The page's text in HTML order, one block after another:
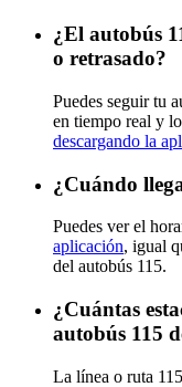
¿El autobús
o retrasado?
Puedes seguir tu
en tiempo real y
descargando la
¿Cuándo
Puedes ver el
aplicación, igual
del autobús 115.
¿Cuántas
autobús 115
La línea o ruta